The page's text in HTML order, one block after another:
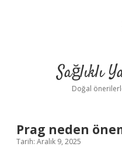
Sağlıklı
Doğal
Prag neden
Tarih: Aralık 9, 2025